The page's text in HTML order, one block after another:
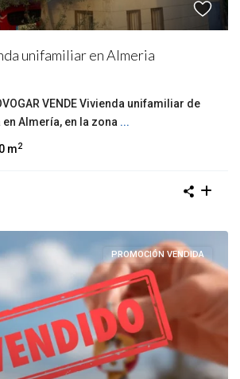
unifamiliar en Almeria
VENDE Vivienda unifamiliar de
Almería, en la zona ...
m2
PROMOCIÓN VENDIDA